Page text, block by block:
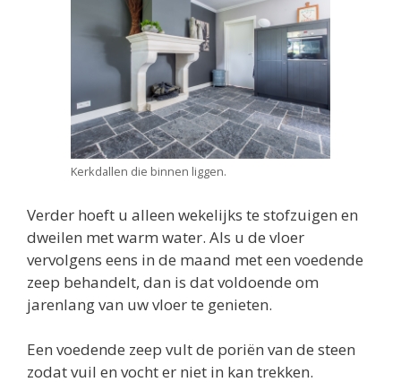
Kerkdallen die binnen liggen.
Verder hoeft u alleen wekelijks te stofzuigen en
dweilen met warm water. Als u de vloer
vervolgens eens in de maand met een voedende
zeep behandelt, dan is dat voldoende om
jarenlang van uw vloer te genieten.
Een voedende zeep vult de poriën van de steen
zodat vuil en vocht er niet in kan trekken.